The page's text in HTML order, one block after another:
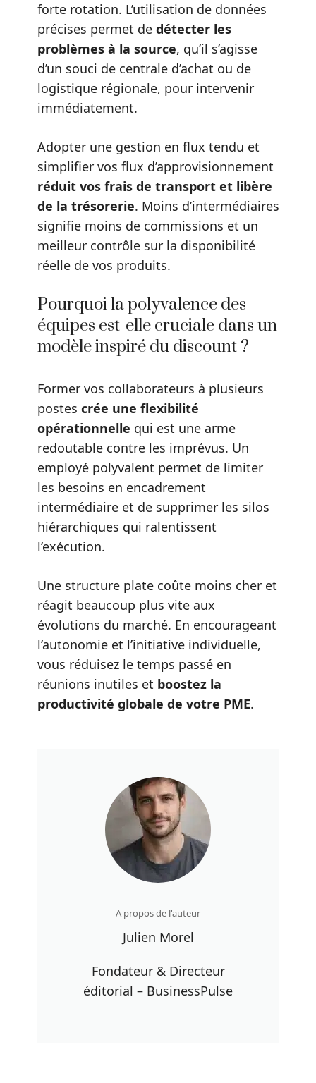
forte rotation. L’utilisation de données
précises permet de détecter les
problèmes à la source, qu’il s’agisse
d’un souci de centrale d’achat ou de
logistique régionale, pour intervenir
immédiatement.
Adopter une gestion en flux tendu et
simplifier vos flux d’approvisionnement
réduit vos frais de transport et libère
de la trésorerie. Moins d’intermédiaires
signifie moins de commissions et un
meilleur contrôle sur la disponibilité
réelle de vos produits.
Pourquoi la polyvalence des
équipes est-elle cruciale dans un
modèle inspiré du discount ?
Former vos collaborateurs à plusieurs
postes crée une flexibilité
opérationnelle qui est une arme
redoutable contre les imprévus. Un
employé polyvalent permet de limiter
les besoins en encadrement
intermédiaire et de supprimer les silos
hiérarchiques qui ralentissent
l’exécution.
Une structure plate coûte moins cher et
réagit beaucoup plus vite aux
évolutions du marché. En encourageant
l’autonomie et l’initiative individuelle,
vous réduisez le temps passé en
réunions inutiles et boostez la
productivité globale de votre PME.
A propos de l'auteur
Julien Morel
Fondateur & Directeur
éditorial – BusinessPulse